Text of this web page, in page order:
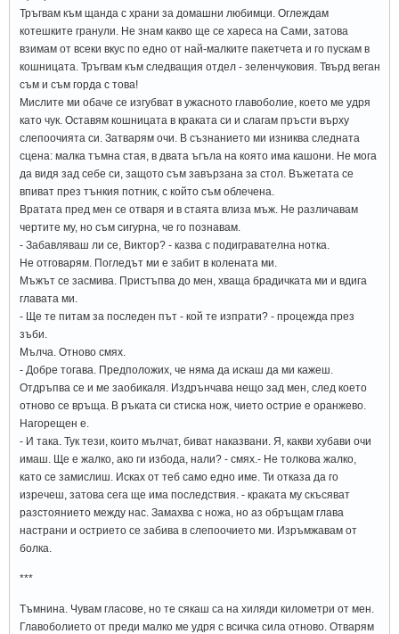
Тръгвам към щанда с храни за домашни любимци. Оглеждам
котешките гранули. Не знам какво ще се хареса на Сами, затова
взимам от всеки вкус по едно от най-малките пакетчета и го пускам в
кошницата. Тръгвам към следващия отдел - зеленчуковия. Твърд веган
съм и съм горда с това!
Мислите ми обаче се изгубват в ужасното главоболие, което ме удря
като чук. Оставям кошницата в краката си и слагам пръсти върху
слепоочията си. Затварям очи. В съзнанието ми изниква следната
сцена: малка тъмна стая, в двата ъгъла на която има кашони. Не мога
да видя зад себе си, защото съм завързана за стол. Въжетата се
впиват през тънкия потник, с който съм облечена.
Вратата пред мен се отваря и в стаята влиза мъж. Не различавам
чертите му, но съм сигурна, че го познавам.
- Забавляваш ли се, Виктор? - казва с подигравателна нотка.
Не отговарям. Погледът ми е забит в колената ми.
Мъжът се засмива. Пристъпва до мен, хваща брадичката ми и вдига
главата ми.
- Ще те питам за последен път - кой те изпрати? - процежда през
зъби.
Мълча. Отново смях.
- Добре тогава. Предположих, че няма да искаш да ми кажеш.
Отдръпва се и ме заобикаля. Издрънчава нещо зад мен, след което
отново се връща. В ръката си стиска нож, чието острие е оранжево.
Нагорещен е.
- И така. Тук тези, които мълчат, биват наказвани. Я, какви хубави очи
имаш. Ще е жалко, ако ги избода, нали? - смях.- Не толкова жалко,
като се замислиш. Исках от теб само едно име. Ти отказа да го
изречеш, затова сега ще има последствия. - краката му скъсяват
разстоянието между нас. Замахва с ножа, но аз обръщам глава
настрани и острието се забива в слепоочието ми. Изръмжавам от
болка.
***
Тъмнина. Чувам гласове, но те сякаш са на хиляди километри от мен.
Главоболието от преди малко ме удря с всичка сила отново. Отварям